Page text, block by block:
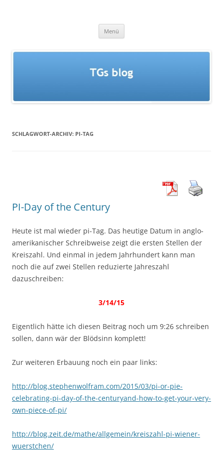
Menü
SCHLAGWORT-ARCHIV: PI-TAG
PI-Day of the Century
Heute ist mal wieder pi-Tag. Das heutige Datum in anglo-
amerikanischer Schreibweise zeigt die ersten Stellen der
Kreiszahl. Und einmal in jedem Jahrhundert kann man
noch die auf zwei Stellen reduzierte Jahreszahl
dazuschreiben:
3/14/15
Eigentlich hätte ich diesen Beitrag noch um 9:26 schreiben
sollen, dann wär der Blödsinn komplett!
Zur weiteren Erbauung noch ein paar links:
http://blog.stephenwolfram.com/2015/03/pi-or-pie-
celebrating-pi-day-of-the-centuryand-how-to-get-your-very-
own-piece-of-pi/
http://blog.zeit.de/mathe/allgemein/kreiszahl-pi-wiener-
wuerstchen/